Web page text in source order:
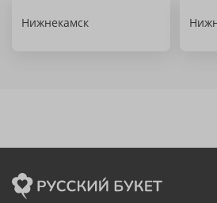
Нижнекамск